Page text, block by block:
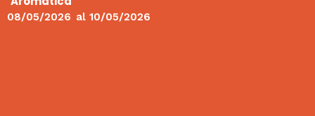
08/05/2026 al 10/05/2026